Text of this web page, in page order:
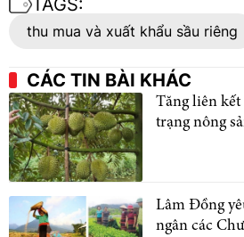
TAGS:
thu mua và xuất khẩu sầu riêng
CÁC TIN BÀI KHÁC
Tăng liên
trạng nông
Lâm Đồng
ngân các